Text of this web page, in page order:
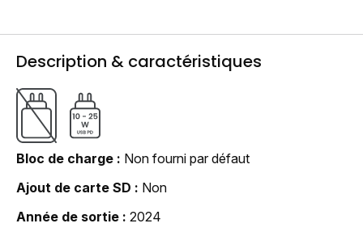
Description & caractéristiques
Bloc de charge
Non fourni par défaut
Ajout de carte SD
Non
Année de sortie
2024